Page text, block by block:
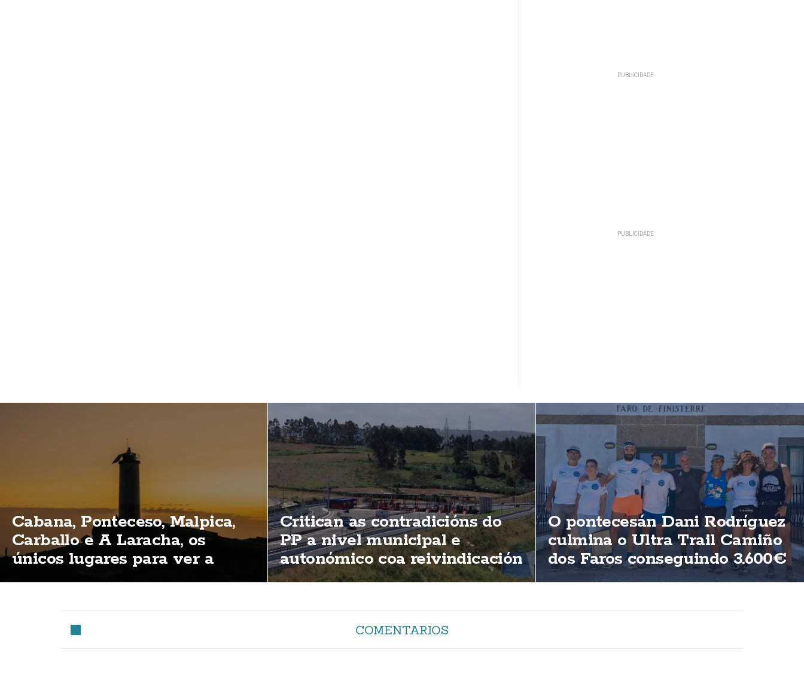
Cabana, Ponteceso, Malpica,
Carballo e A Laracha, os
únicos lugares para ver a
eclipse total na Costa da
Critican as contradicións do
PP a nivel municipal e
autonómico coa reivindicación
de elimininación das peaxes
O pontecesán Dani Rodríguez
culmina o Ultra Trail Camiño
dos Faros conseguindo 3.600€
para ASFEGA
COMENTARIOS